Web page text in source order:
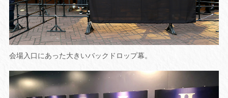
会場入口にあった大きいバックドロップ幕。